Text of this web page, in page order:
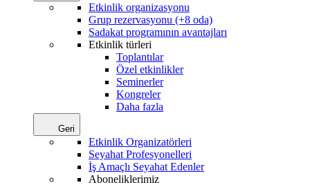
Etkinlik organizasyonu
Grup rezervasyonu (+8 oda)
Sadakat programının avantajları
Etkinlik türleri
Toplantılar
Özel etkinlikler
Seminerler
Kongreler
Daha fazla
Geri
Etkinlik Organizatörleri
Seyahat Profesyonelleri
İş Amaçlı Seyahat Edenler
Aboneliklerimiz